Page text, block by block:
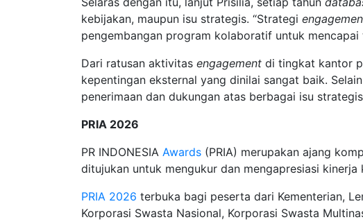
kebijakan, maupun isu strategis. “Strategi
pengembangan program kolaboratif untuk mencapai
Dari ratusan aktivitas engagement di tingkat kantor
kepentingan eksternal yang dinilai sangat baik.
penerimaan dan dukungan atas berbagai isu
PRIA 2026
PR INDONESIA Awards (PRIA) merupakan ajang
ditujukan untuk mengukur dan mengapresiasi
PRIA 2026 terbuka bagi peserta dari Kementerian,
Korporasi Swasta Nasional, Korporasi Swasta